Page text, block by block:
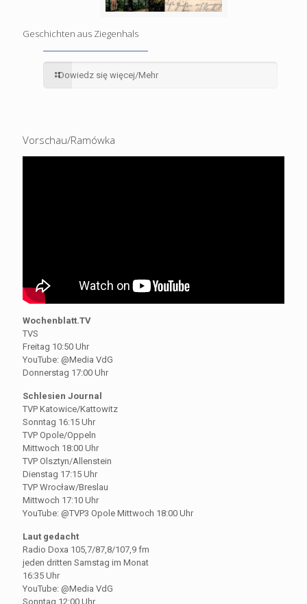
Geschichten aus Ziegenhals
Dowiedz się więcej/Mehr
Vorschau/Ramówka
Wochenblatt.TV
TVS
Freitag 10:50 Uhr
YouTube: @Media VdG
Donnerstag 17:00 Uhr
Schlesien Journal
TVP Katowice/Kattowitz
Sonntag 16:15 Uhr
TVP Opole/Oppeln
Mittwoch 18:00 Uhr
TVP Olsztyn/Allenstein
Dienstag 17:15 Uhr
TVP Wrocław/Breslau
Mittwoch 17:10 Uhr
YouTube: @TVP3 Opole Mittwoch 18:00 Uhr
Laut gedacht
Radio Doxa 105,7/87,8/107,9 fm
jeden dritten Samstag im Monat
16:35 Uhr
YouTube: @Media VdG
Sonntag 12:00 Uhr